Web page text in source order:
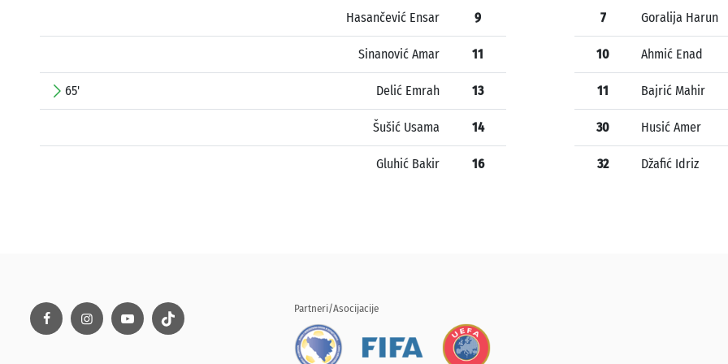
Hasančević Ensar 9
Sinanović Amar 11
65' Delić Emrah 13
Šušić Usama 14
Gluhić Bakir 16
7 Goralija Harun
10 Ahmić Enad
11 Bajrić Mahir
30 Husić Amer
32 Džafić Idriz
Partneri/Asocijacije